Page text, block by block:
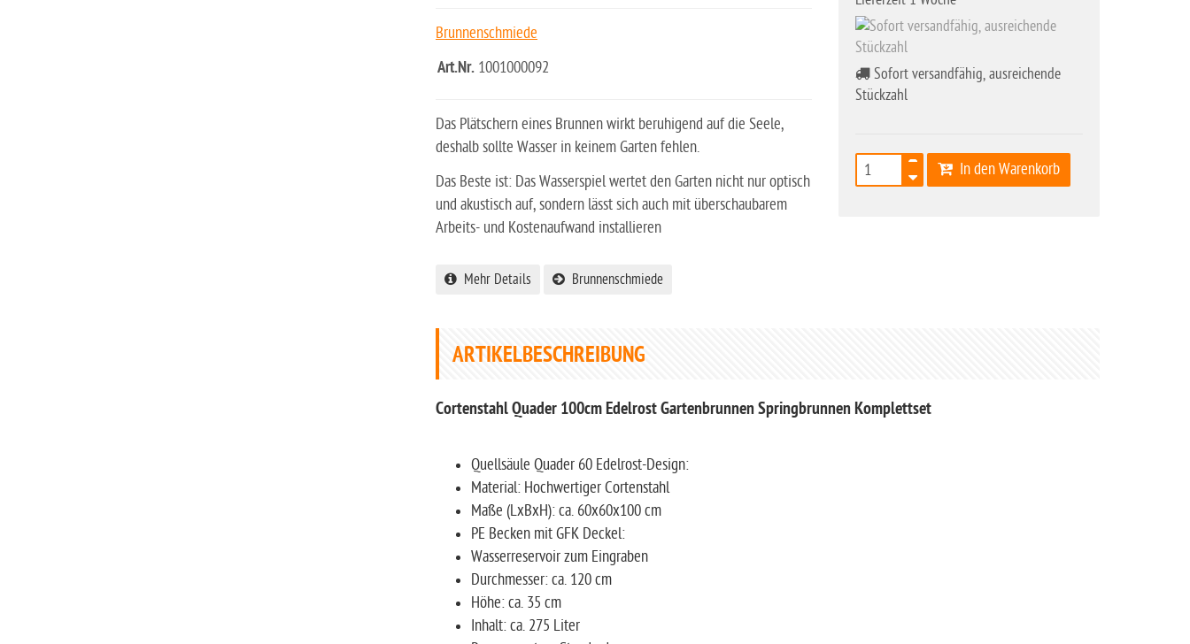
Sofort versandfähig, ausreichende
Stückzahl
In den Warenkorb
Brunnenschmiede
Art.Nr. 1001000092
Das Plätschern eines Brunnen wirkt beruhigend auf die Seele,
deshalb sollte Wasser in keinem Garten fehlen.
Das Beste ist: Das Wasserspiel wertet den Garten nicht nur optisch
und akustisch auf, sondern lässt sich auch mit überschaubarem
Arbeits- und Kostenaufwand installieren
Mehr Details Brunnenschmiede
ARTIKELBESCHREIBUNG
Cortenstahl Quader 100cm Edelrost Gartenbrunnen Springbrunnen Komplettset
Quellsäule Quader 60 Edelrost-Design:
Material: Hochwertiger Cortenstahl
Maße (LxBxH): ca. 60x60x100 cm
PE Becken mit GFK Deckel:
Wasserreservoir zum Eingraben
Durchmesser: ca. 120 cm
Höhe: ca. 35 cm
Inhalt: ca. 275 Liter